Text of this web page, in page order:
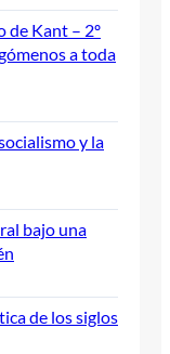
de Kant – 2º
a toda
y la
bajo una
de los siglos